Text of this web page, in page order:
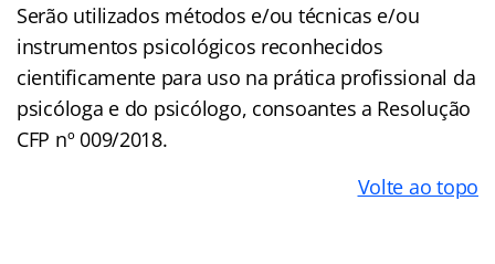
Serão utilizados métodos e/ou técnicas e/ou
instrumentos psicológicos reconhecidos
cientificamente para uso na prática profissional da
psicóloga e do psicólogo, consoantes a Resolução
CFP nº 009/2018.
Volte ao topo